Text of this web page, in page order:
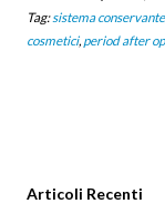
Tag: sistema conservante
cosmetici, period after
Articoli Recenti